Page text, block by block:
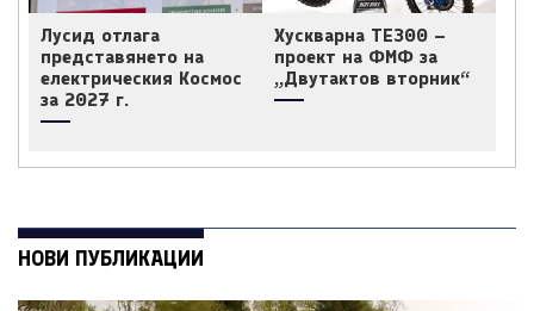
Лусид отлага
представянето на
електрическия Космос
за 2027 г.
Хускварна TE300 –
проект на ФМФ за
„Двутактов вторник“
НОВИ ПУБЛИКАЦИИ